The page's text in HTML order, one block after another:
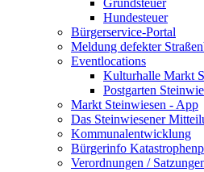
Grundsteuer
Hundesteuer
Bürgerservice-Portal
Meldung defekter
Eventlocations
Kulturhalle Markt
Postgarten
Markt Steinwiesen - App
Das Steinwiesener
Kommunalentwicklung
Bürgerinfo
Verordnungen /